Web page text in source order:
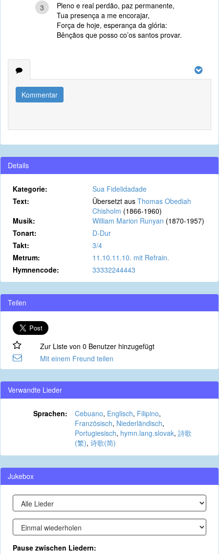
3
Pleno e real perdão, paz permanente,
Tua presença a me encorajar,
Força de hoje, esperança da glória:
Bênçãos que posso co’os santos provar.
Kommentar
Details
Kategorie:
Sua Fidelidadade
Text:
Übersetzt aus Thomas Obediah
Chisholm (1866-1960)
Musik:
William Marion Runyan (1870-1957)
Tonart:
D-Dur
Takt:
3/4
Metrum:
11.10.11.10. mit Refrain.
Hymnencode:
33332244443
Teilen
Zur Liste von 0 Benutzer hinzugefügt
Mit einem Freund teilen
Verwandte Lieder
Sprachen: Cebuano, Englisch, Filipino,
Französisch, Niederländisch,
Portugiesisch, hymn.lang.slovak, 詩歌
(繁), 诗歌(简)
Jukebox
Pause zwischen Liedern: